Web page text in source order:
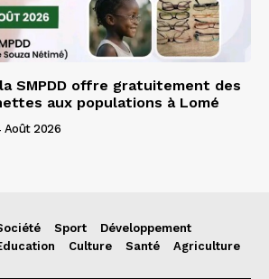
SMPDD offre gratuitement des
aux populations à Lomé
Août 2026
Sport
Développement
Culture Santé Agriculture